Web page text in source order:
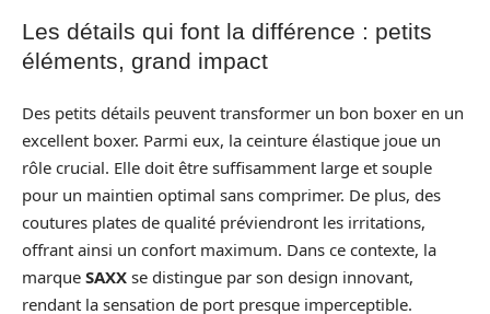
Les détails qui font la différence : petits
éléments, grand impact
Des petits détails peuvent transformer un bon boxer en un
excellent boxer. Parmi eux, la ceinture élastique joue un
rôle crucial. Elle doit être suffisamment large et souple
pour un maintien optimal sans comprimer. De plus, des
coutures plates de qualité préviendront les irritations,
offrant ainsi un confort maximum. Dans ce contexte, la
marque SAXX se distingue par son design innovant,
rendant la sensation de port presque imperceptible.